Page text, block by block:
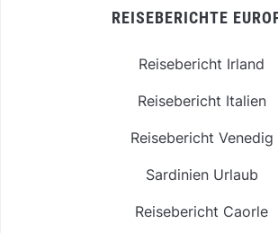
REISEBERICHTE
Reisebericht Irland
Reisebericht Italien
Reisebericht Venedig
Sardinien Urlaub
Reisebericht Caorle